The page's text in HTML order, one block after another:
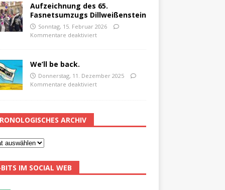
Aufzeichnung des 65.
Fasnetsumzugs Dillweißenstein
Sonntag, 15. Februar 2026
Kommentare deaktiviert
We’ll be back.
Donnerstag, 11. Dezember 2025
Kommentare deaktiviert
ARCHIV
IM SOCIAL WEB